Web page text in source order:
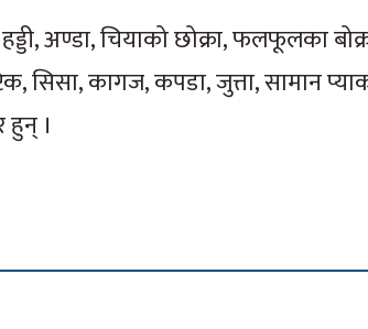
अण्डा, चियाको छोक्रा, फलफूलका
सिसा, कागज, कपडा, जुत्ता, सामान
।